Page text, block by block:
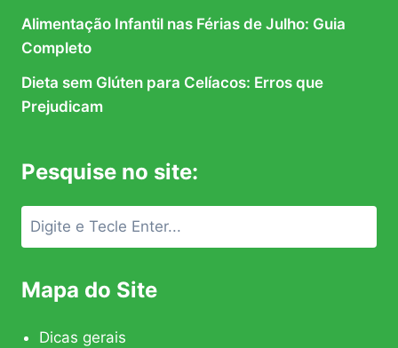
Alimentação Infantil nas Férias de Julho: Guia
Completo
Dieta sem Glúten para Celíacos: Erros que
Prejudicam
Pesquise no site:
Mapa do Site
Dicas gerais